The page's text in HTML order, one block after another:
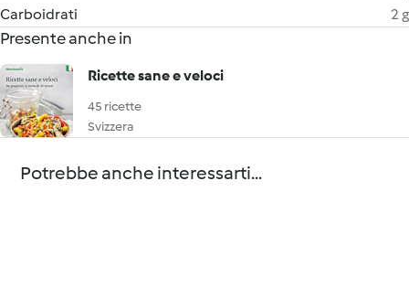
Carboidrati
2 g
Presente anche in
Ricette sane e veloci
45 ricette
Svizzera
Potrebbe anche interessarti...